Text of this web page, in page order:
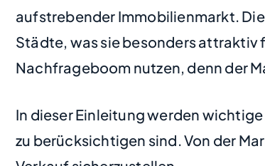
aufstrebender Immobilienmarkt.
Städte, was sie besonders attraktiv
Nachfrageboom nutzen, denn der
In dieser Einleitung werden
zu berücksichtigen sind. Von der